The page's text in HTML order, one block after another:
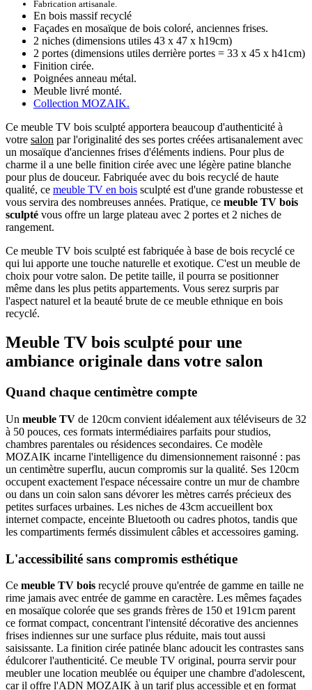
Fabrication artisanale.
En bois massif recyclé
Façades en mosaïque de bois coloré, anciennes frises.
2 niches (dimensions utiles 43 x 47 x h19cm)
2 portes (dimensions utiles derrière portes = 33 x 45 x h41cm)
Finition cirée.
Poignées anneau métal.
Meuble livré monté.
Collection MOZAIK.
Ce meuble TV bois sculpté apportera beaucoup d'authenticité à
votre salon par l'originalité des ses portes créées artisanalement avec
un mosaïque d'anciennes frises d'éléments indiens. Pour plus de
charme il a une belle finition cirée avec une légère patine blanche
pour plus de douceur. Fabriquée avec du bois recyclé de haute
qualité, ce meuble TV en bois sculpté est d'une grande robustesse et
vous servira des nombreuses années. Pratique, ce meuble TV bois
sculpté vous offre un large plateau avec 2 portes et 2 niches de
rangement.
Ce meuble TV bois sculpté est fabriquée à base de bois recyclé ce
qui lui apporte une touche naturelle et exotique. C'est un meuble de
choix pour votre salon. De petite taille, il pourra se positionner
même dans les plus petits appartements. Vous serez surpris par
l'aspect naturel et la beauté brute de ce meuble ethnique en bois
recyclé.
Meuble TV bois sculpté pour une
ambiance originale dans votre salon
Quand chaque centimètre compte
Un meuble TV de 120cm convient idéalement aux téléviseurs de 32
à 50 pouces, ces formats intermédiaires parfaits pour studios,
chambres parentales ou résidences secondaires. Ce modèle
MOZAIK incarne l'intelligence du dimensionnement raisonné : pas
un centimètre superflu, aucun compromis sur la qualité. Ses 120cm
occupent exactement l'espace nécessaire contre un mur de chambre
ou dans un coin salon sans dévorer les mètres carrés précieux des
petites surfaces urbaines. Les niches de 43cm accueillent box
internet compacte, enceinte Bluetooth ou cadres photos, tandis que
les compartiments fermés dissimulent câbles et accessoires gaming.
L'accessibilité sans compromis esthétique
Ce meuble TV bois recyclé prouve qu'entrée de gamme en taille ne
rime jamais avec entrée de gamme en caractère. Les mêmes façades
en mosaïque colorée que ses grands frères de 150 et 191cm parent
ce format compact, concentrant l'intensité décorative des anciennes
frises indiennes sur une surface plus réduite, mais tout aussi
saisissante. La finition cirée patinée blanc adoucit les contrastes sans
édulcorer l'authenticité. Ce meuble TV original, pourra servir pour
meubler une location meublée ou équiper une chambre d'adolescent,
car il offre l'ADN MOZAIK à un tarif plus accessible et en format